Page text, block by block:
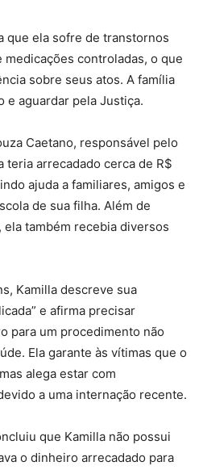
que ela sofre de transtornos
controladas, o que
sobre seus atos. A família
e aguardar pela Justiça.
Caetano, responsável pelo
teria arrecadado cerca de R$
ajuda a familiares, amigos e
de sua filha. Além de
também recebia diversos
Kamilla descreve sua
e afirma precisar
para um procedimento não
Ela garante às vítimas que o
alega estar com
a uma internação recente.
que Kamilla não possui
o dinheiro arrecadado para